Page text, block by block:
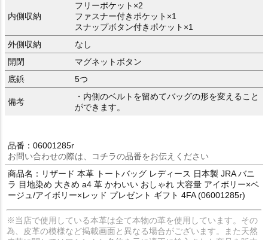
内側収納
フリーポケット×2
ファスナー付きポケット×1
スナップボタン付きポケット×1
外側収納
なし
開閉
マグネットボタン
底鋲
5つ
備考
・内側のベルトを留めてバッグの形を変えること
ができます。
品番：06001285r
お問い合わせの際は、コチラの品番をお伝えください
商品名：リザード 本革 トートバッグ レディース 日本製 JRA バニ
ラ 目地染め 大きめ a4 革 かわいい おしゃれ 大容量 アイボリー×ベ
ージュ/アイボリー×レッド プレゼント ギフト 4FA (06001285r)
※当店で使用している本革は全て本物の革を使用しています。その
為、皮革の模様など掲載画面と異なる場合がございます。また天然